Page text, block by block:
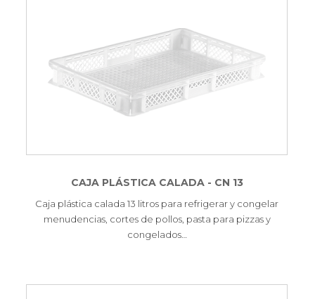
CAJA PLÁSTICA CALADA - CN 13
Caja plástica calada 13 litros para refrigerar y congelar
menudencias, cortes de pollos, pasta para pizzas y
congelados…